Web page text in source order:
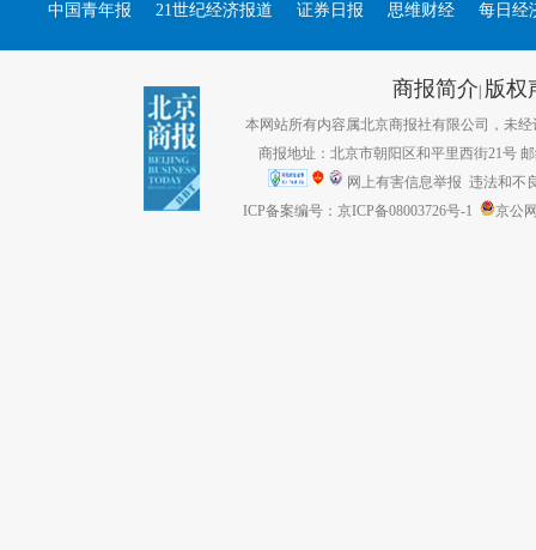
中国青年报 21世纪经济报道 证券日报 思维财经 每日经
商报简介| 版权
本网站所有内容属北京商报社有限公司，未经
商报地址：北京市朝阳区和平里西街21号
网上有害信息举报 违法和不
ICP备案编号：京ICP备08003726号-1
京公